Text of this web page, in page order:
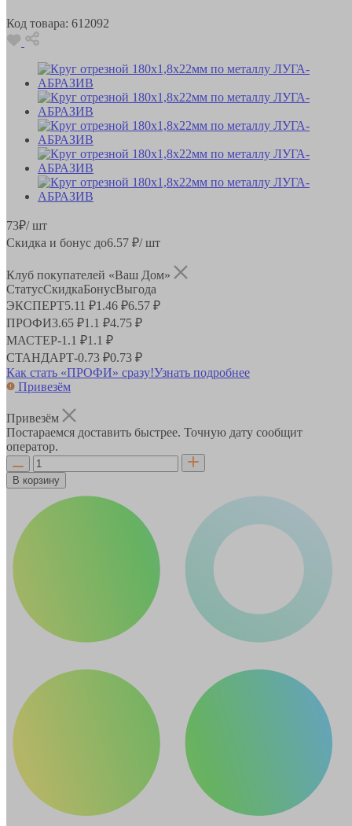
Код товара: 612092
73₽/ шт
Скидка и бонус до6.57 ₽/ шт
Клуб покупателей «Ваш Дом»
СтатусСкидкаБонусВыгода
ЭКСПЕРТ5.11 ₽1.46 ₽6.57 ₽
ПРОФИ3.65 ₽1.1 ₽4.75 ₽
МАСТЕР-1.1 ₽1.1 ₽
СТАНДАРТ-0.73 ₽0.73 ₽
Как стать «ПРОФИ» сразу!Узнать подробнее
Привезём
Привезём
Постараемся доставить быстрее. Точную дату сообщит
оператор.
В корзину